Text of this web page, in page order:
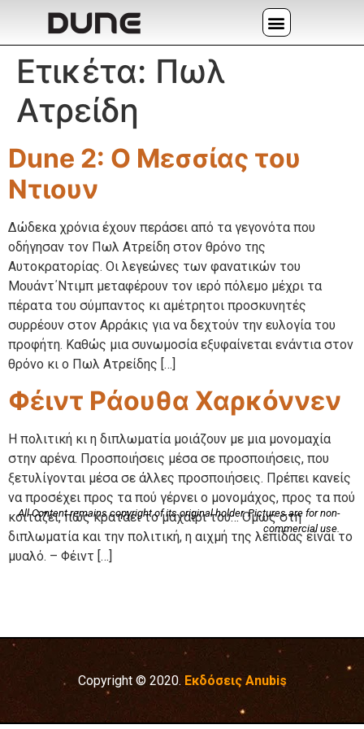
Ετικέτα: Πωλ
Ατρείδη
Dune 2: Ο Μεσσίας του
Ντιουν
Δώδεκα χρόνια έχουν περάσει από τα γεγονότα που
οδήγησαν τον Πωλ Ατρείδη στον θρόνο της
Αυτοκρατορίας. Οι λεγεώνες των φανατικών του
Μουάντ΄Ντιμπ μεταφέρουν τον ιερό πόλεμο μέχρι τα
πέρατα του σύμπαντος κι αμέτρητοι προσκυνητές
συρρέουν στον Αρράκις για να δεχτούν την ευλογία του
προφήτη. Καθώς μια συνωμοσία εξυφαίνεται ενάντια στον
θρόνο κι ο Πωλ Ατρείδης […]
Φέιντ Ράουθα Χαρκόννεν
Η πολιτική κι η διπλωματία μοιάζουν με μια μονομαχία
στην αρένα. Προσποιήσεις μέσα σε προσποιήσεις, που
ξετυλίγονται μέσα σε άλλες προσποιήσεις. Πρέπει κανείς
να προσέχει προς τα πού γέρνει ο μονομάχος, προς τα πού
κοιτάζει, πώς κρατάει το μαχαίρι του… Όμως στη
διπλωματία και την πολιτική, η αιχμή της λεπίδας είναι το
μυαλό. – Φέιντ […]
All Content remains copyright of its original holder. Pictures are for non-
commercial use.
Copyright © 2020. Εκδόσεις Anubis